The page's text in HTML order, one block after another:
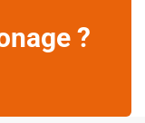
?